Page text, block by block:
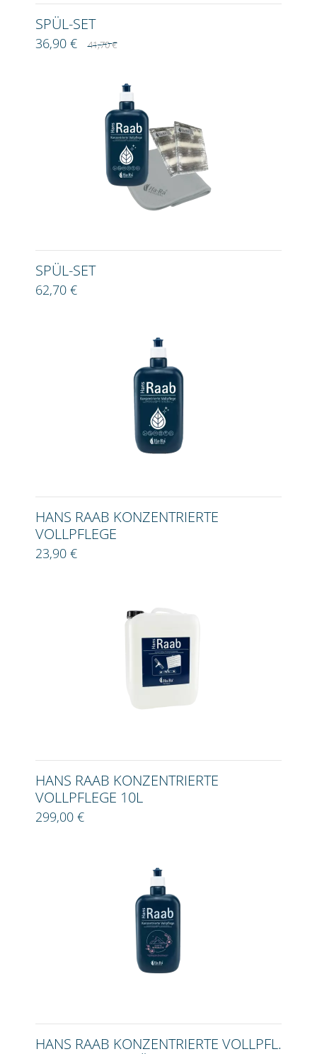
SPÜL-SET
36,90 €41,70 €
SPÜL-SET
62,70 €
HANS RAAB KONZENTRIERTE
VOLLPFLEGE
23,90 €
HANS RAAB KONZENTRIERTE
VOLLPFLEGE 10L
299,00 €
HANS RAAB KONZENTRIERTE VOLLPFL.